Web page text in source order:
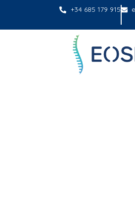
+34 685 179 915